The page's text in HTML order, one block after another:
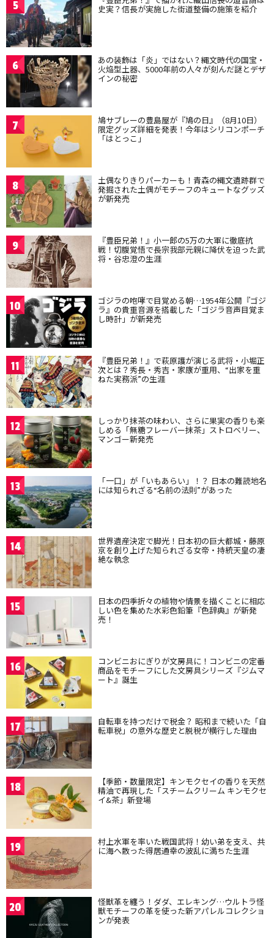
5 史実？信長が実施した街道整備の施策を紹介
6 あの装飾は「炎」ではない？縄文時代の国宝・
火焔型土器、5000年前の人々が刻んだ謎とデザ
インの秘密
7 鳩サブレーの豊島屋が『鳩の日』（8月10日）
限定グッズ詳細を発表！今年はシリコンポーチ
「はとっこ」
8 土偶なりきりパーカーも！青森の縄文遺跡群で
発掘された土偶がモチーフのキュートなグッズ
が新発売
9 『豊臣兄弟！』小一郎の5万の大軍に徹底抗
戦！切腹覚悟で長宗我部元親に降伏を迫った武
将・谷忠澄の生涯
10 ゴジラの咆哮で目覚める朝…1954年公開『ゴジ
ラ』の貴重音源を搭載した「ゴジラ音声目覚ま
し時計」が新発売
11 『豊臣兄弟！』で萩原護が演じる武将・小堀正
次とは？秀長・秀吉・家康が重用、“出家を重
ねた実務派”の生涯
12 しっかり抹茶の味わい、さらに果実の香りも楽
しめる「無糖フレーバー抹茶」ストロベリー、
マンゴー新発売
13 「一口」が「いもあらい」！？ 日本の難読地名
には知られざる“名前の法則”があった
14 世界遺産決定で脚光！日本初の巨大都城・藤原
京を創り上げた知られざる女帝・持統天皇の凄
絶な執念
15 日本の四季折々の植物や情景を描くことに相応
しい色を集めた水彩色鉛筆『色辞典』が新発
売！
16 コンビニおにぎりが文房具に！コンビニの定番
商品をモチーフにした文房具シリーズ『ジムマ
ート』誕生
17 自転車を持つだけで税金？ 昭和まで続いた「自
転車税」の意外な歴史と脱税が横行した理由
18 【季節・数量限定】キンモクセイの香りを天然
精油で再現した「スチームクリーム キンモクセ
イ&茶」新登場
19 村上水軍を率いた戦国武将！幼い弟を支え、共
に海へ散った得居通幸の波乱に満ちた生涯
20 怪獣革を纏う！ダダ、エレキング…ウルトラ怪
獣モチーフの革を使った新アパレルコレクショ
ンが発表